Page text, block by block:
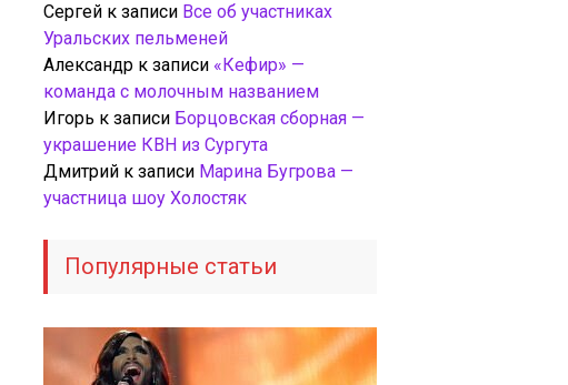
Сергей к записи Все об участниках
Уральских пельменей
Александр к записи «Кефир» —
команда с молочным названием
Игорь к записи Борцовская сборная —
украшение КВН из Сургута
Дмитрий к записи Марина Бугрова —
участница шоу Холостяк
Популярные статьи